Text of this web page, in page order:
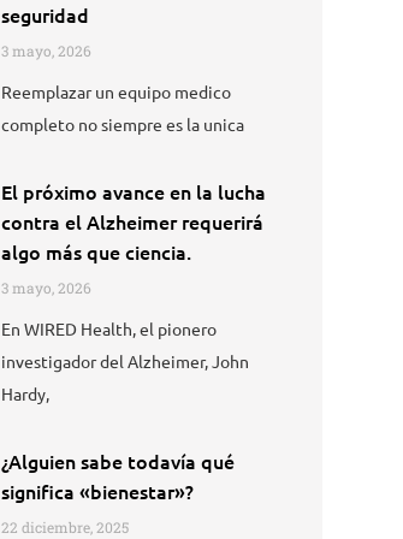
seguridad
3 mayo, 2026
Reemplazar un equipo medico
completo no siempre es la unica
El próximo avance en la lucha
contra el Alzheimer requerirá
algo más que ciencia.
3 mayo, 2026
En WIRED Health, el pionero
investigador del Alzheimer, John
Hardy,
¿Alguien sabe todavía qué
significa «bienestar»?
22 diciembre, 2025